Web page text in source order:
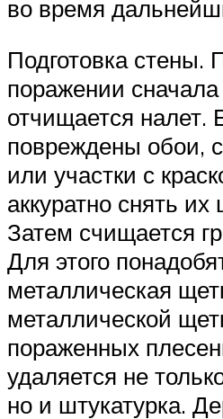
во время
Подготовка стены.
поражении
отчищается налет.
повреждены обои,
или участки с
аккуратно снять
Затем счищается
Для этого
металлическая
металлической
пораженных
удаляется не
но и штукатурка.